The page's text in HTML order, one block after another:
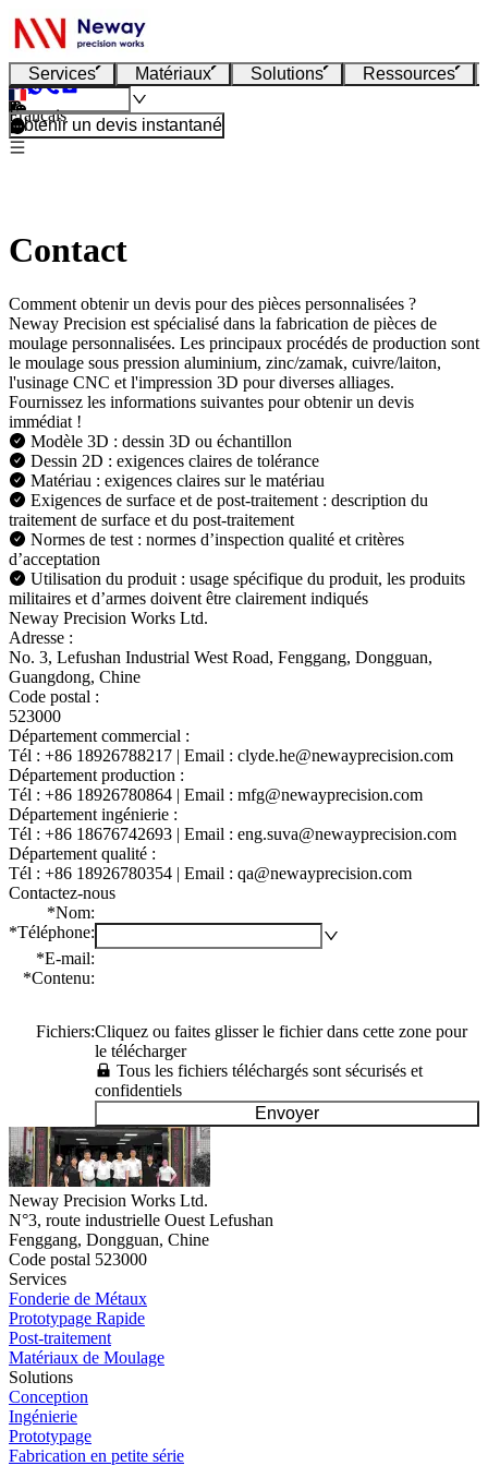
Services Matériaux Solutions Ressources
Français
Obtenir un devis instantané
Contact
Comment obtenir un devis pour des pièces personnalisées ?
Neway Precision est spécialisé dans la fabrication de pièces de
moulage personnalisées. Les principaux procédés de production sont
le moulage sous pression aluminium, zinc/zamak, cuivre/laiton,
l'usinage CNC et l'impression 3D pour diverses alliages.
Fournissez les informations suivantes pour obtenir un devis
immédiat !
Modèle 3D : dessin 3D ou échantillon
Dessin 2D : exigences claires de tolérance
Matériau : exigences claires sur le matériau
Exigences de surface et de post-traitement : description du
traitement de surface et du post-traitement
Normes de test : normes d’inspection qualité et critères
d’acceptation
Utilisation du produit : usage spécifique du produit, les produits
militaires et d’armes doivent être clairement indiqués
Neway Precision Works Ltd.
Adresse :
No. 3, Lefushan Industrial West Road, Fenggang, Dongguan,
Guangdong, Chine
Code postal :
523000
Département commercial :
Tél : +86 18926788217 | Email : clyde.he@newayprecision.com
Département production :
Tél : +86 18926780864 | Email : mfg@newayprecision.com
Département ingénierie :
Tél : +86 18676742693 | Email : eng.suva@newayprecision.com
Département qualité :
Tél : +86 18926780354 | Email : qa@newayprecision.com
Contactez-nous
*Nom:
*Téléphone:
*E-mail:
*Contenu:
Fichiers:Cliquez ou faites glisser le fichier dans cette zone pour
le télécharger
Tous les fichiers téléchargés sont sécurisés et
confidentiels
Envoyer
Neway Precision Works Ltd.
N°3, route industrielle Ouest Lefushan
Fenggang, Dongguan, Chine
Code postal 523000
Services
Fonderie de Métaux
Prototypage Rapide
Post-traitement
Matériaux de Moulage
Solutions
Conception
Ingénierie
Prototypage
Fabrication en petite série